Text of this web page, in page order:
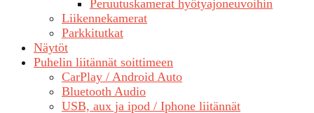
Peruutuskamerat hyötyajoneuvoihin
Liikennekamerat
Parkkitutkat
Näytöt
Puhelin liitännät soittimeen
CarPlay / Android Auto
Bluetooth Audio
USB, aux ja ipod / Iphone liitännät